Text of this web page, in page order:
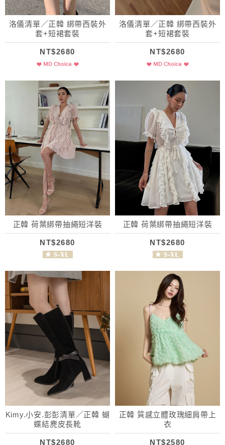
洛儀清單／正韓 綁帶西裝外
套+短裙套裝
NT$2680
洛儀清單／正韓 綁帶西裝外
套+短裙套裝
NT$2680
正韓 荷葉綁帶抽繩短洋裝
NT$2680
正韓 荷葉綁帶抽繩短洋裝
NT$2680
Kimy.小安.彭彭清單／正韓 蝴
蝶結麂皮長靴
NT$2680
正韓 質感立體玫瑰細肩帶上
衣
NT$2580